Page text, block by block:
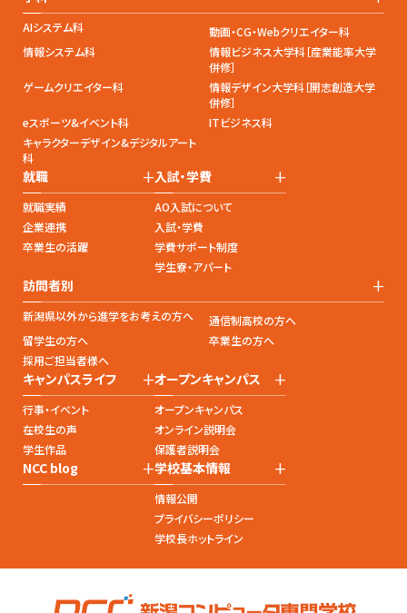
AIシステム科
動画・CG・Webクリエイター科
情報システム科
情報ビジネス大学科［産業能率大学
併修］
ゲームクリエイター科
情報デザイン大学科［開志創造大学
併修］
eスポーツ&イベント科
ITビジネス科
キャラクターデザイン&デジタルアート
科
就職 +
就職実績
企業連携
卒業生の活躍
入試・学費 +
AO入試について
入試・学費
学費サポート制度
学生寮・アパート
訪問者別 +
新潟県以外から進学をお考えの方へ
通信制高校の方へ
留学生の方へ
卒業生の方へ
採用ご担当者様へ
キャンパスライフ +
行事・イベント
在校生の声
学生作品
オープンキャンパス +
オープンキャンパス
オンライン説明会
保護者説明会
NCC blog +学校基本情報 +
情報公開
プライバシーポリシー
学校長ホットライン